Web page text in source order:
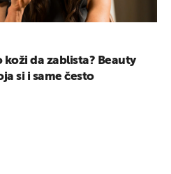
da zablista? Beauty
si i same često